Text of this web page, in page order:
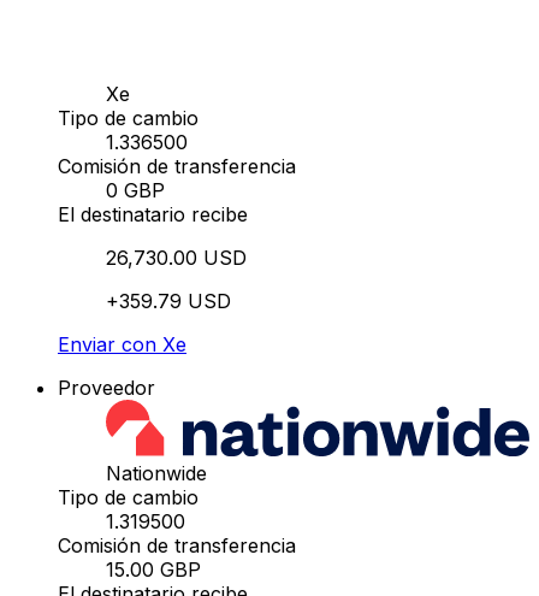
Xe
Tipo de cambio
1.336500
Comisión de transferencia
0 GBP
El destinatario recibe
26,730.00 USD
+359.79 USD
Enviar con Xe
Proveedor
Nationwide
Tipo de cambio
1.319500
Comisión de transferencia
15.00 GBP